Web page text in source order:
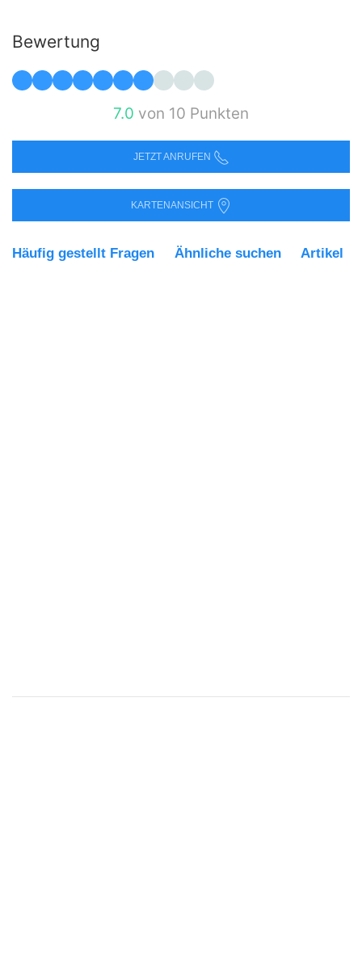
Bewertung
7.0 von 10 Punkten
JETZT ANRUFEN
KARTENANSICHT
Häufig gestellt Fragen Ähnliche suchen Artikel